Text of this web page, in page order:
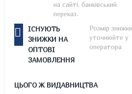
на сайті, банківський
переказ.
ІСНУЮТЬ
ЗНИЖКИ НА
ОПТОВІ
ЗАМОВЛЕННЯ
Розмір знижки
уточнюйте у
оператора
ЦЬОГО Ж ВИДАВНИЦТВА